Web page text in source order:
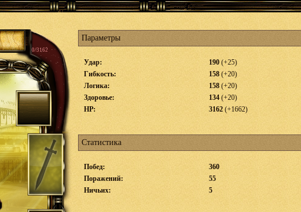
0/3162
Параметры
Удар: 190 (+25)
Гибкость:
158 (+20)
Логика:
158 (+20)
Здоровье:
134 (+20)
HP:
3162 (+1662)
Статистика
Побед:
360
Поражений:
55
Ничьих:
5